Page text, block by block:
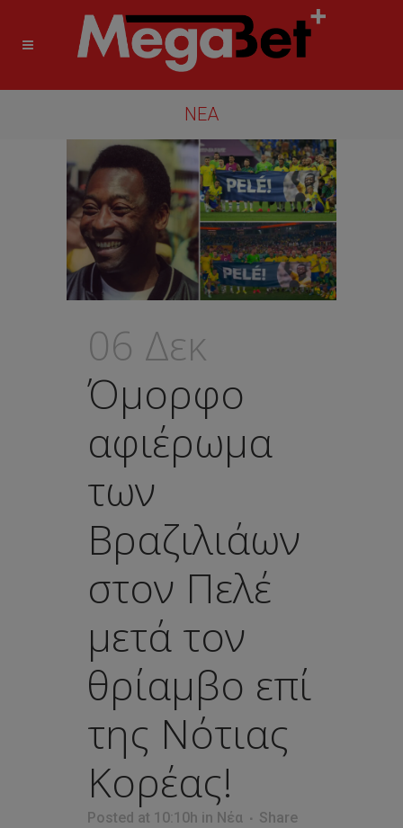
ΝΈΑ
06 Δεκ
Όμορφο
αφιέρωμα
των
Βραζιλιάων
στον Πελέ
μετά τον
θρίαμβο επί
της Νότιας
Κορέας!
Posted at 10:10h in Νέα Share